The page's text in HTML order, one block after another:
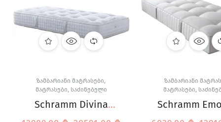
ᲖᲐᲛᲑᲐᲠᲘᲐᲜᲘ ᲛᲐᲢᲠᲐᲡᲔᲑᲘ,
ᲛᲐᲢᲠᲐᲡᲔᲑᲘ, ᲡᲐᲫᲘᲜᲔᲑᲔᲚᲘ
Schramm Divina
ზამბარებიანი
ᲖᲐᲛᲑᲐᲠᲘᲐᲜᲘ
ᲛᲐᲢᲠᲐᲡᲔᲑᲘ,
Schramm
Luxe